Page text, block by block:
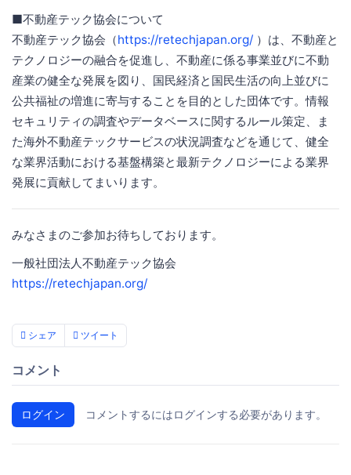
■不動産テック協会について
不動産テック協会（https://retechjapan.org/ ）は、不動産と
テクノロジーの融合を促進し、不動産に係る事業並びに不動
産業の健全な発展を図り、国民経済と国民生活の向上並びに
公共福祉の増進に寄与することを目的とした団体です。情報
セキュリティの調査やデータベースに関するルール策定、ま
た海外不動産テックサービスの状況調査などを通じて、健全
な業界活動における基盤構築と最新テクノロジーによる業界
発展に貢献してまいります。
みなさまのご参加お待ちしております。
一般社団法人不動産テック協会
https://retechjapan.org/
シェア ツイート
コメント
ログイン コメントするにはログインする必要があります。